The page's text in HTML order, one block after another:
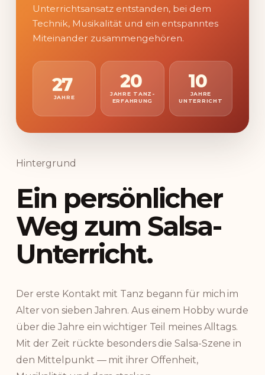
Unterrichtsansatz entstanden, bei dem
Technik, Musikalität und ein entspanntes
Miteinander zusammengehören.
27
JAHRE
20
JAHRE TANZ-
ERFAHRUNG
10
JAHRE
UNTERRICHT
Hintergrund
Ein persönlicher
Weg zum Salsa-
Unterricht.
Der erste Kontakt mit Tanz begann für mich im
Alter von sieben Jahren. Aus einem Hobby wurde
über die Jahre ein wichtiger Teil meines Alltags.
Mit der Zeit rückte besonders die Salsa-Szene in
den Mittelpunkt — mit ihrer Offenheit,